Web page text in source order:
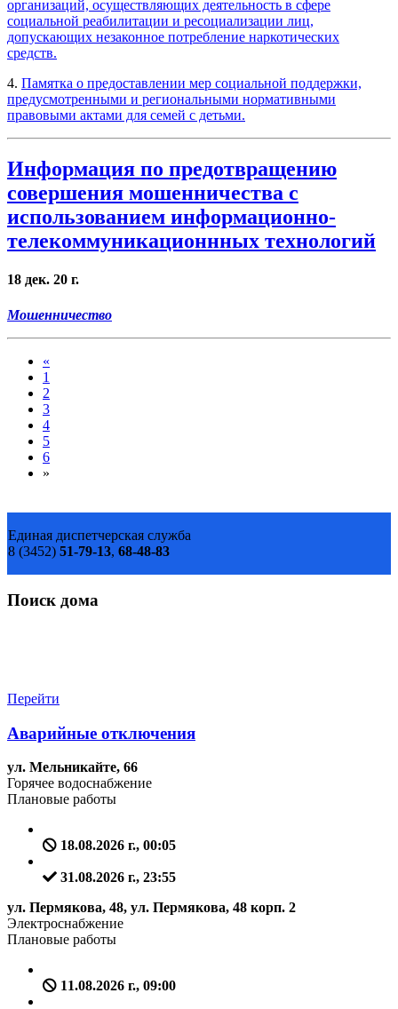
организаций, осуществляющих деятельность в сфере
социальной реабилитации и ресоциализации лиц,
допускающих незаконное потребление наркотических
средств.
4. Памятка о предоставлении мер социальной поддержки,
предусмотренными и региональными нормативными
правовыми актами для семей с детьми.
Информация по предотвращению
совершения мошенничества с
использованием информационно-
телекоммуникационнных технологий
18 дек. 20 г.
Мошенничество
«
1
2
3
4
5
6
»
Единая диспетчерская служба
8 (3452) 51-79-13, 68-48-83
Поиск дома
Перейти
Аварийные отключения
ул. Мельникайте, 66
Горячее водоснабжение
Плановые работы
18.08.2026 г., 00:05
31.08.2026 г., 23:55
ул. Пермякова, 48, ул. Пермякова, 48 корп. 2
Электроснабжение
Плановые работы
11.08.2026 г., 09:00